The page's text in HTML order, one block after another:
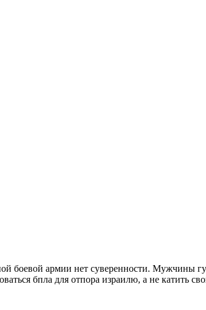
боевой армии нет суверенности. Мужчины
бпла для отпора израилю, а не катить